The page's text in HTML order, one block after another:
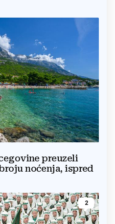
preuzeli
noćenja, ispred
2